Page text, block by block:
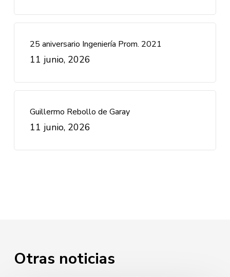
25 aniversario Ingeniería Prom. 2021
11 junio, 2026
Guillermo Rebollo de Garay
11 junio, 2026
Otras noticias